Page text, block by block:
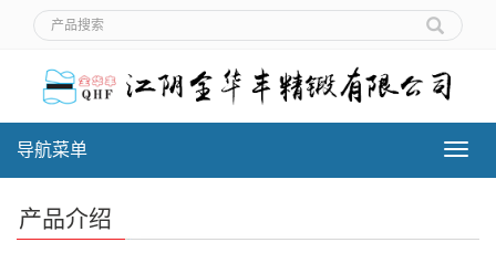
导
导航菜单
产品介绍